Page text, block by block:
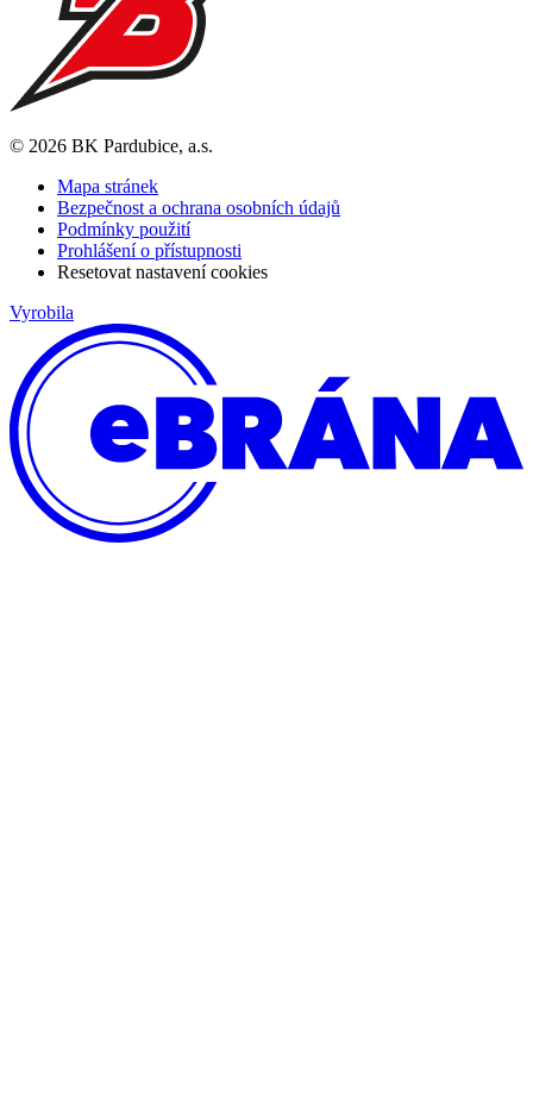
© 2026 BK Pardubice, a.s.
Mapa stránek
Bezpečnost a ochrana osobních údajů
Podmínky použití
Prohlášení o přístupnosti
Resetovat nastavení cookies
Vyrobila